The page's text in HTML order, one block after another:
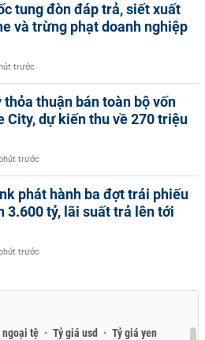
tung đòn đáp trả, siết xuất
và trừng phạt doanh nghiệp
trước
thỏa thuận bán toàn bộ vốn
City, dự kiến thu về 270 triệu
trước
phát hành ba đợt trái phiếu
3.600 tỷ, lãi suất trả lên tới
trước
ngoại tệ Tỷ giá usd
Tỷ giá yen